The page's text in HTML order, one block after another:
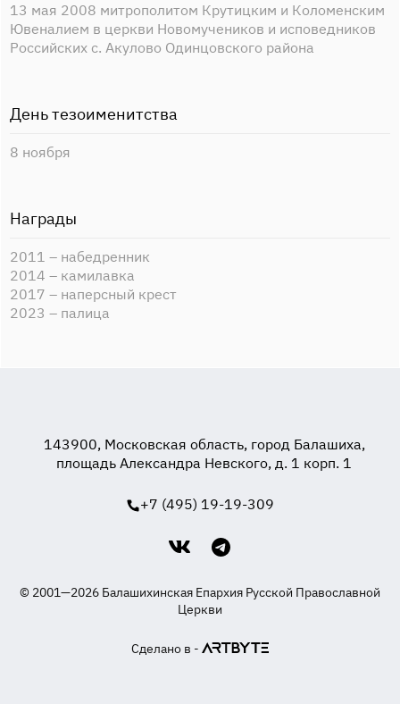
13 мая 2008 митрополитом Крутицким и Коломенским
Ювеналием в церкви Новомучеников и исповедников
Российских с. Акулово Одинцовского района
День тезоименитства
8 ноября
Награды
2011 – набедренник
2014 – камилавка
2017 – наперсный крест
2023 – палица
143900, Московская область, город Балашиха,
площадь Александра Невского, д. 1 корп. 1
+7 (495) 19-19-309
© 2001—2026 Балашихинская Епархия Русской Православной
Церкви
Сделано в -